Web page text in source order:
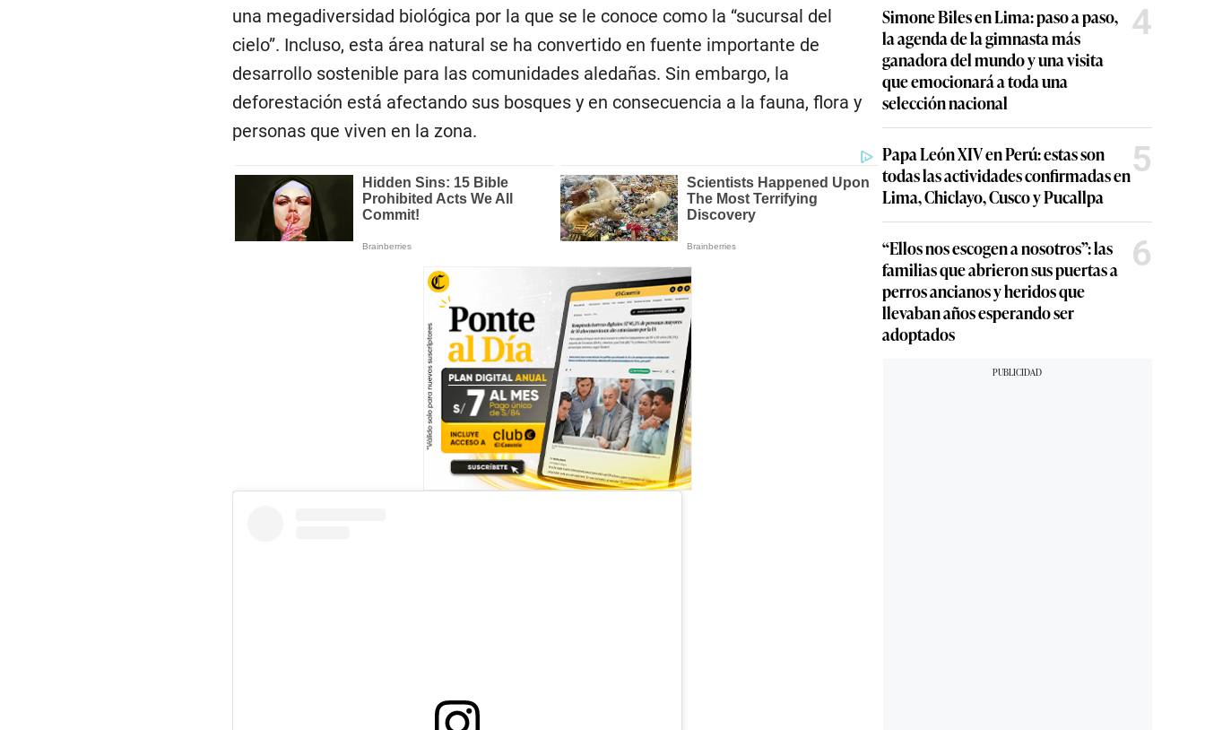
una megadiversidad biológica por la que se le conoce como la “sucursal del
cielo”. Incluso, esta área natural se ha convertido en fuente importante de
desarrollo sostenible para las comunidades aledañas. Sin embargo, la
deforestación está afectando sus bosques y en consecuencia a la fauna, flora y
personas que viven en la zona.
Simone Biles en Lima: paso a paso,
la agenda de la gimnasta más
ganadora del mundo y una visita
que emocionará a toda una
selección nacional
4
Papa León XIV en Perú: estas son
todas las actividades confirmadas en
Lima, Chiclayo, Cusco y Pucallpa
5
“Ellos nos escogen a nosotros”: las
familias que abrieron sus puertas a
perros ancianos y heridos que
llevaban años esperando ser
adoptados
6